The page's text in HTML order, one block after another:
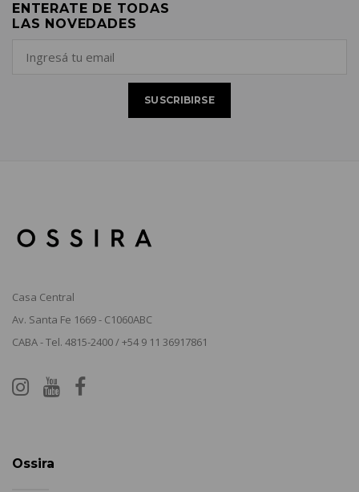
ENTERATE DE TODAS
LAS NOVEDADES
Casa Central
Av. Santa Fe 1669 - C1060ABC
CABA - Tel. 4815-2400 / +54 9 11 36917861
Ossira